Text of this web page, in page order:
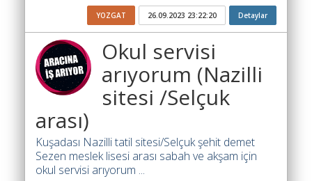
Söför
Arayanlar
arayanlar
Soför
arayanlar
YOZGAT 26.09.2023 23:22:20 Detaylar
Okul servisi
arıyorum (Nazilli
sitesi /Selçuk
arası)
Kuşadası Nazilli tatil sitesi/Selçuk şehit demet
Sezen meslek lisesi arası sabah ve akşam için
okul servisi arıyorum ...